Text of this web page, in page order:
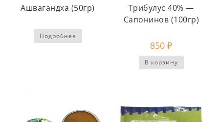
Ашвагандха (50гр)
Подробнее
Трибулус 40% —
Сапонинов (100гр)
850₽
В корзину